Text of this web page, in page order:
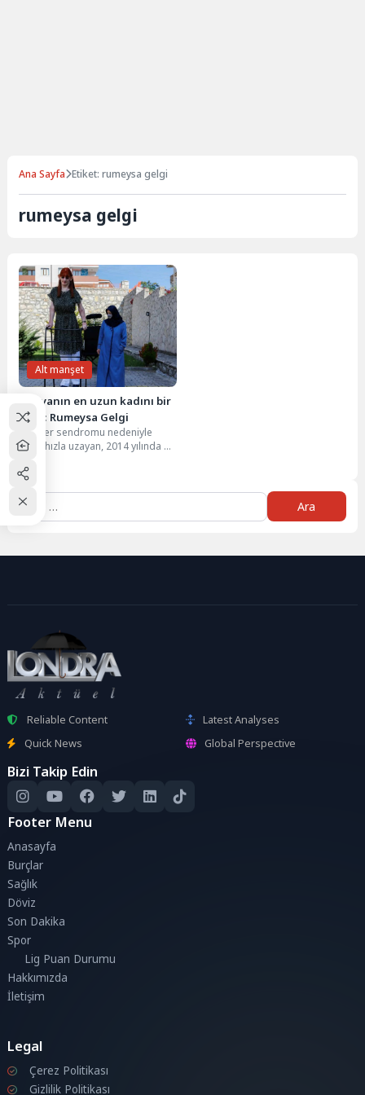
Ana Sayfa Etiket: rumeysa gelgi
rumeysa gelgi
Alt manşet
Dünyanın en uzun kadını bir
Türk: Rumeysa Gelgi
Weaver sendromu nedeniyle
boyu hızla uzayan, 2014 yılında 2
‘Dünyanın en...
Arama:
Reliable Content
Latest Analyses
Quick News
Global Perspective
Bizi Takip Edin
Footer Menu
Anasayfa
Burçlar
Sağlık
Döviz
Son Dakika
Spor
Lig Puan Durumu
Hakkımızda
İletişim
Legal
Çerez Politikası
Gizlilik Politikası